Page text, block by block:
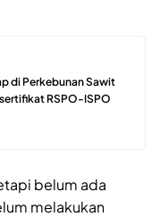
di Perkebunan Sawit
RSPO-ISPO
belum ada
melakukan